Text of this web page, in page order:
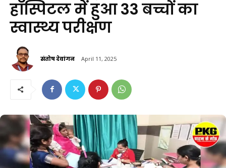
हॉस्पिटल में हुआ 33 बच्चों का
स्वास्थ्य परीक्षण
संतोष देवांगन April 11, 2025